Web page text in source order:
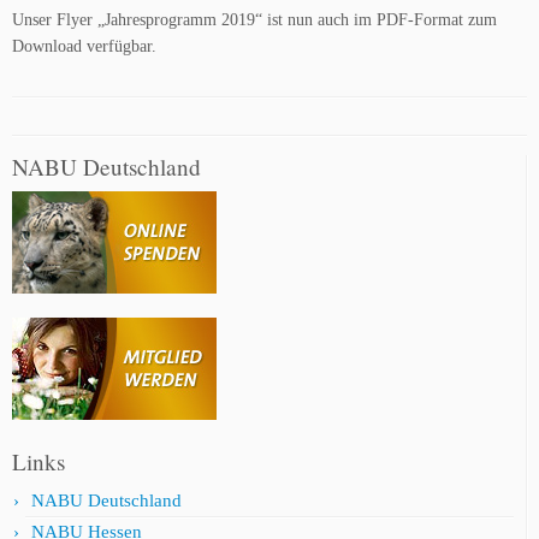
Unser Flyer „Jahresprogramm 2019“ ist nun auch im PDF-Format zum
Download verfügbar.
NABU Deutschland
Links
NABU Deutschland
NABU Hessen